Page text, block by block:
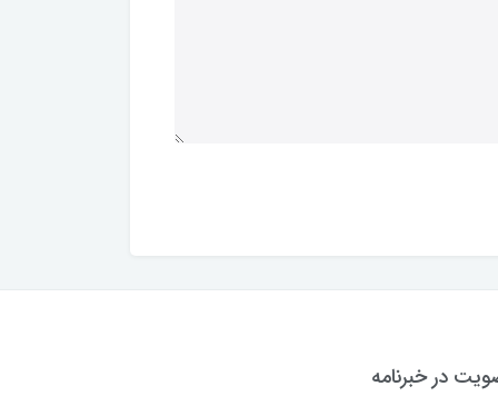
در خبرنامه